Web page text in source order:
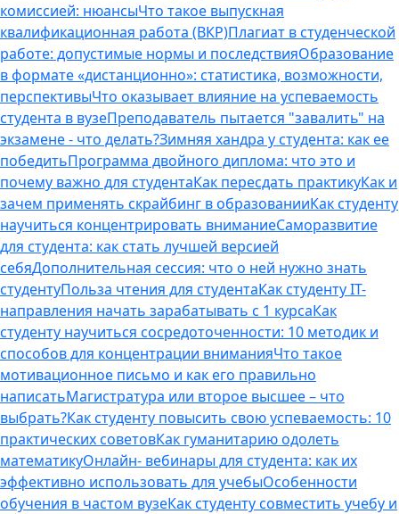
комиссией: нюансыЧто такое выпускная
квалификационная работа (ВКР)Плагиат в студенческой
работе: допустимые нормы и последствияОбразование
в формате «дистанционно»: статистика, возможности,
перспективыЧто оказывает влияние на успеваемость
студента в вузеПреподаватель пытается "завалить" на
экзамене - что делать?Зимняя хандра у студента: как ее
победитьПрограмма двойного диплома: что это и
почему важно для студентаКак пересдать практикуКак и
зачем применять скрайбинг в образованииКак студенту
научиться концентрировать вниманиеСаморазвитие
для студента: как стать лучшей версией
себяДополнительная сессия: что о ней нужно знать
студентуПольза чтения для студентаКак студенту IT-
направления начать зарабатывать с 1 курсаКак
студенту научиться сосредоточенности: 10 методик и
способов для концентрации вниманияЧто такое
мотивационное письмо и как его правильно
написатьМагистратура или второе высшее – что
выбрать?Как студенту повысить свою успеваемость: 10
практических советовКак гуманитарию одолеть
математикуОнлайн- вебинары для студента: как их
эффективно использовать для учебыОсобенности
обучения в частом вузеКак студенту совместить учебу и